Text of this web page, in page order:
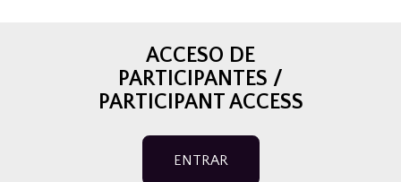
ACCESO DE
PARTICIPANTES /
PARTICIPANT ACCESS
ENTRAR